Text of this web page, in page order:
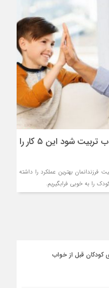
اگر می‌خواهید کودکتان خوب تربیت شود این ۵ کار را
فرزندانمان بهترین عملکرد را داشته
را به‌ خوبی فرابگیریم.